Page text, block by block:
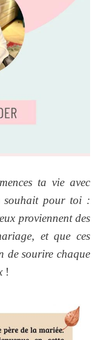
ta vie avec
souhait pour toi :
proviennent des
et que ces
de sourire chaque
!